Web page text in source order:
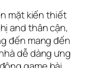
mặt kiến thiết
and thân cận,
đến mang đến
dễ dàng ưng